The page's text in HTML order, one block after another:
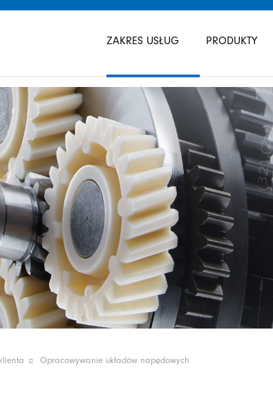
nawigacje
ZAKRES USŁUG PRODUKTY
Opracowywanie układów napędowych